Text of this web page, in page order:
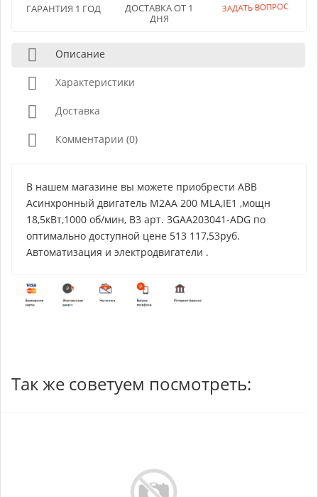
ГАРАНТИЯ 1 ГОД
ДОСТАВКА ОТ 1
ДНЯ
ЗАДАТЬ ВОПРОС
Описание
Характеристики
Доставка
Комментарии (0)
В нашем магазине вы можете приобрести ABB
Асинхронный двигатель M2AA 200 MLA,IE1 ,мощн
18,5кВт,1000 об/мин, B3 арт. 3GAA203041-ADG по
оптимально доступной цене 513 117,53руб.
Автоматизация и электродвигатели .
Так же советуем посмотреть: